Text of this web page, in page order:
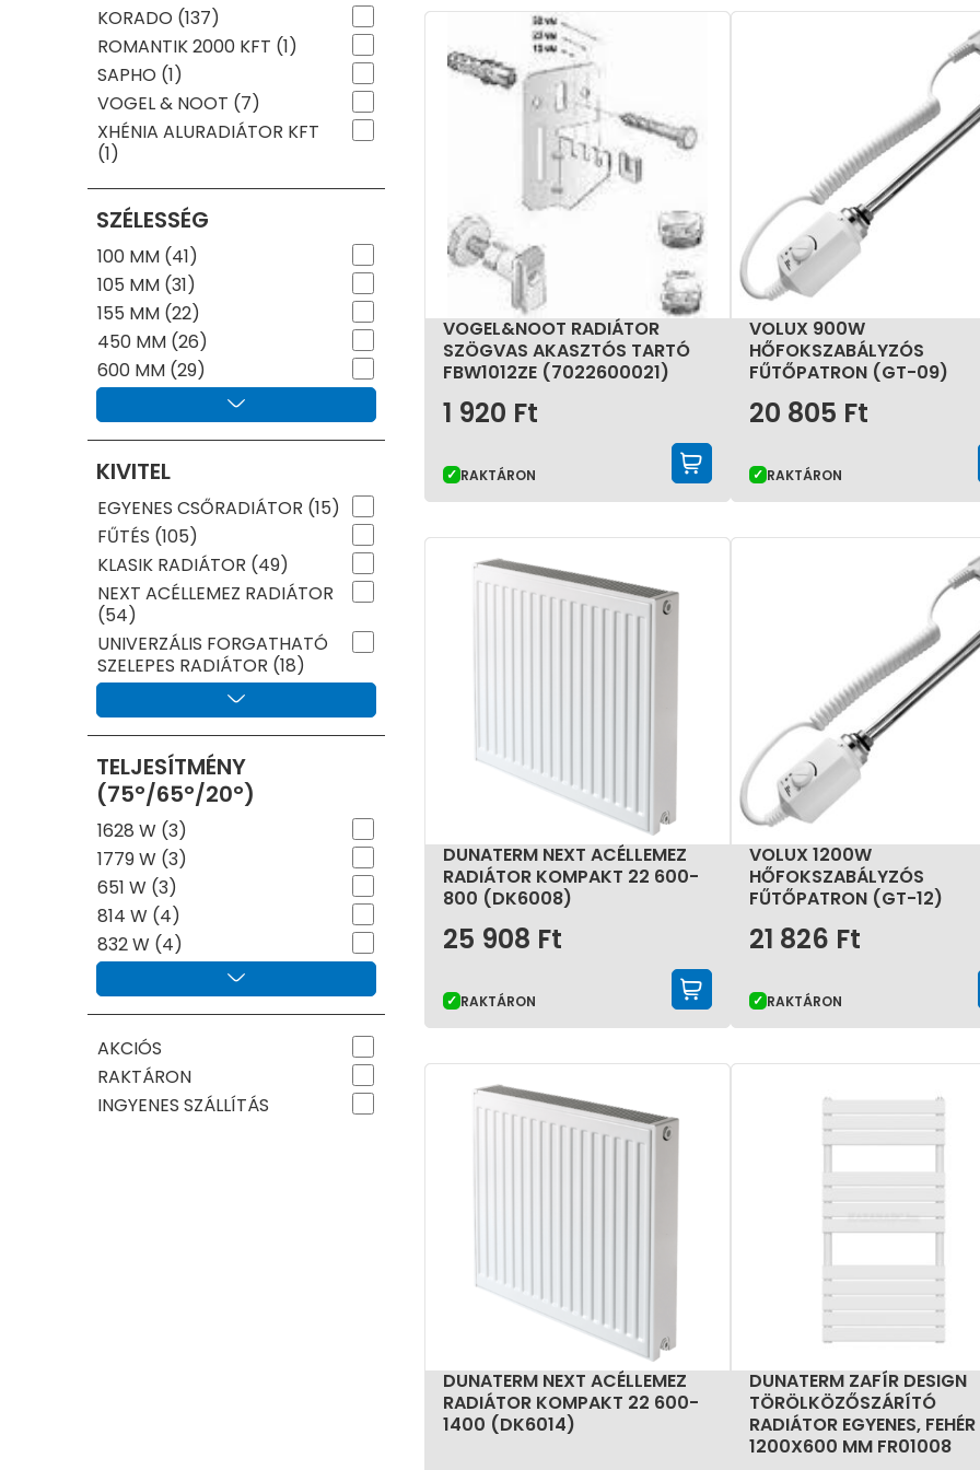
fenntarthatóság és az intelligens szabályozás áll a középpontban, lehetővé téve a jövő fűtési
gyártástechnológiák révén minimalizált víztérfogat és optimalizált lamella-szerkezet javítja a
biztosítanak.
A jól megválasztott és gondosan karbantartott radiátor évtizedekig szolgálhat, miközben esztétikailag
KORADO (137)
ROMANTIK 2000 KFT (1)
SAPHO (1)
VOGEL & NOOT (7)
XHÉNIA ALURADIÁTOR KFT
(1)
SZÉLESSÉG
100 MM (41)
105 MM (31)
155 MM (22)
450 MM (26)
600 MM (29)
KIVITEL
EGYENES CSŐRADIÁTOR (15)
FŰTÉS (105)
KLASIK RADIÁTOR (49)
NEXT ACÉLLEMEZ RADIÁTOR
(54)
UNIVERZÁLIS FORGATHATÓ
SZELEPES RADIÁTOR (18)
TELJESÍTMÉNY
(75°/65°/20°)
1628 W (3)
1779 W (3)
651 W (3)
814 W (4)
832 W (4)
AKCIÓS
RAKTÁRON
INGYENES SZÁLLÍTÁS
VOGEL&NOOT RADIÁTOR
SZÖGVAS AKASZTÓS TARTÓ
FBW1012ZE (7022600021)
1 920 Ft
RAKTÁRON KOSÁRBA TESZEM
VOLUX 900W
HŐFOKSZABÁLYZÓS
FŰTŐPATRON (GT-09)
20 805 Ft
RAKTÁRON
DUNATERM NEXT ACÉLLEMEZ
RADIÁTOR KOMPAKT 22 600-
800 (DK6008)
25 908 Ft
RAKTÁRON KOSÁRBA TESZEM
VOLUX 1200W
HŐFOKSZABÁLYZÓS
FŰTŐPATRON (GT-12)
21 826 Ft
RAKTÁRON
DUNATERM NEXT ACÉLLEMEZ
RADIÁTOR KOMPAKT 22 600-
1400 (DK6014)
DUNATERM ZAFÍR DESIGN
TÖRÖLKÖZŐSZÁRÍTÓ
RADIÁTOR EGYENES, FEHÉR
1200X600 MM FR01008